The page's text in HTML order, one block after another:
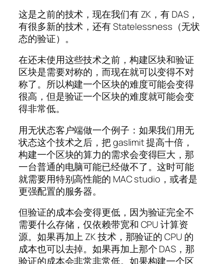
这是之前的技术，现在我们有 ZK，有 DAS，
有很多新的技术，还有 Statelessness（无状
态的验证）。
在还未使用这些技术之前，构建区块和验证
区块是需要对称的，而现在就可以变得不对
称了。所以构建一个区块的难度可能会变得
很高，但是验证一个区块的难度就可能会变
得非常低。
用无状态客户端做一个例子：如果我们用无
状态这个技术之后，把 gaslimit 提高十倍，
构建一个区块的算力的需求会变得巨大，那
一台普通的电脑可能已经做不了。这时可能
就需要用特别高性能的 MAC studio，或者是
更强配置的服务器。
但验证的成本会变得更低，因为验证完全不
需要什么存储，仅依赖带宽和 CPU 计算资
源。如果再加上 ZK 技术，那验证的 CPU 的
成本也可以去掉。如果再加上那个 DAS，那
验证的成本会非常非常低。如果构建一个区